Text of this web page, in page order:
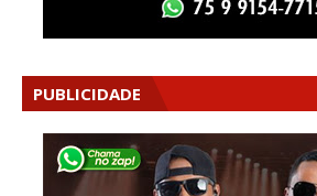
PUBLICIDADE